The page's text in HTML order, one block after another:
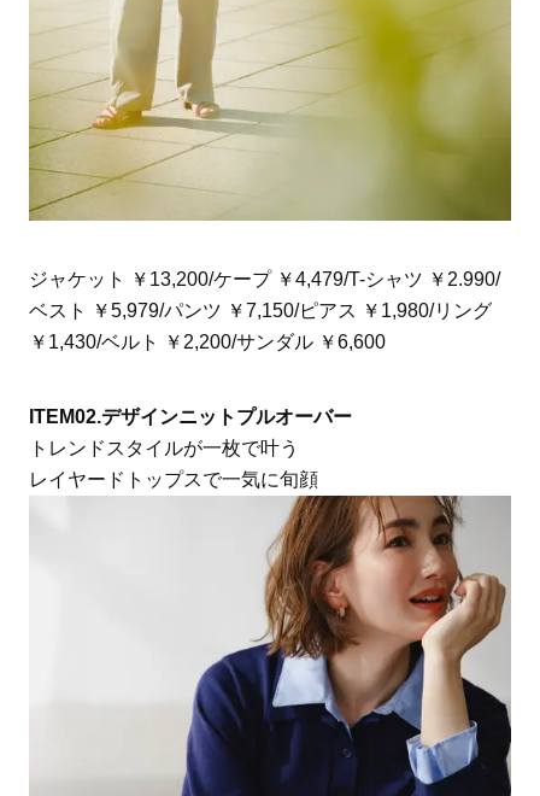
ジャケット ￥13,200/ケープ ￥4,479/T-シャツ ￥2.990/
ベスト ￥5,979/パンツ ￥7,150/ピアス ￥1,980/リング
￥1,430/ベルト ￥2,200/サンダル ￥6,600
ITEM02.デザインニットプルオーバー
トレンドスタイルが一枚で叶う
レイヤードトップスで一気に旬顔